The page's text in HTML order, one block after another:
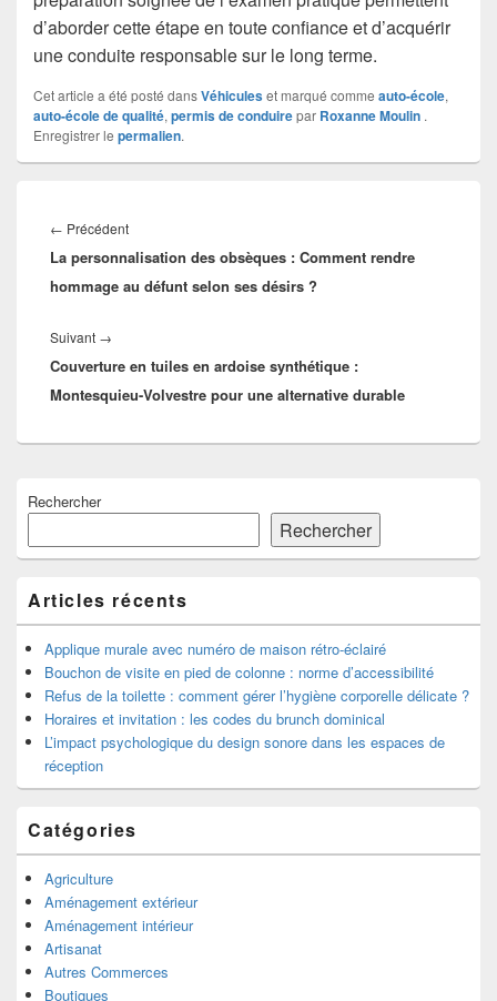
d’aborder cette étape en toute confiance et d’acquérir
une conduite responsable sur le long terme.
Cet article a été posté dansVéhiculeset marqué comme auto-école,
auto-école de qualité, permis de conduirepar Roxanne Moulin .
Enregistrer le permalien.
de
l’article
← PrécédentArticle
précédent :
La personnalisation des obsèques : Comment rendre
hommage au défunt selon ses désirs ?
Suivant →
suivant :
Couverture en tuiles en ardoise synthétique :
Montesquieu-Volvestre pour une alternative durable
principale
widget
pour
barre
latérale
Rechercher
Rechercher
Articles récents
Applique murale avec numéro de maison rétro-éclairé
Bouchon de visite en pied de colonne : norme d’accessibilité
Refus de la toilette : comment gérer l’hygiène corporelle délicate ?
Horaires et invitation : les codes du brunch dominical
L’impact psychologique du design sonore dans les espaces de
réception
Catégories
Agriculture
Aménagement extérieur
Aménagement intérieur
Artisanat
Autres Commerces
Boutiques